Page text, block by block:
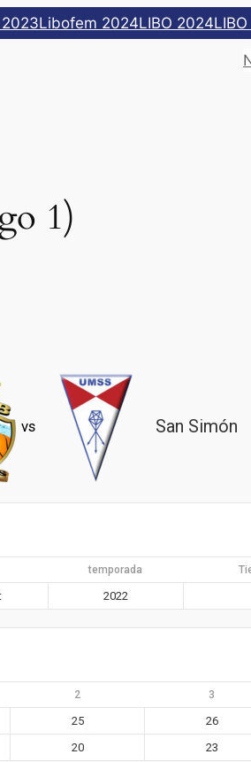
2023Libofem 2024LIBO 2024
1)
vs San Simón
temporada
2022
2 3
25 26
20 23